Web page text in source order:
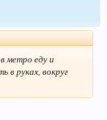
метро еду и
в руках, вокруг